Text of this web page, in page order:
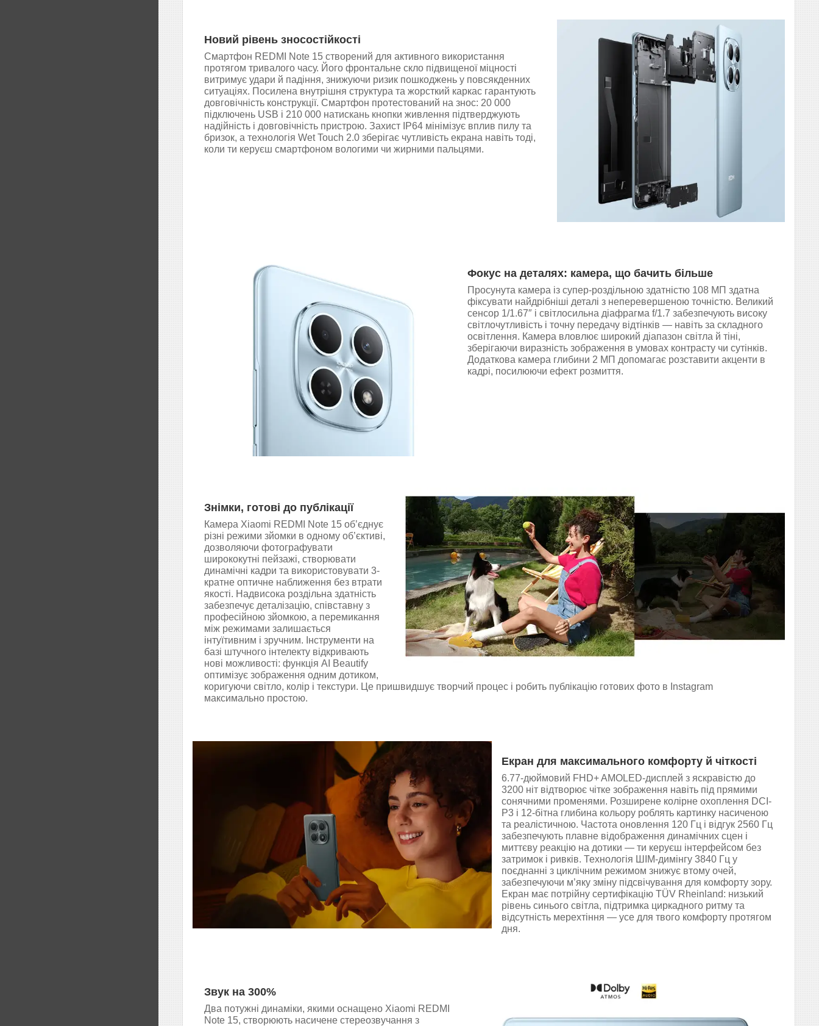
Новий рівень зносостійкості
Смартфон REDMI Note 15 створений для активного використання
протягом тривалого часу. Його фронтальне скло підвищеної міцності
витримує удари й падіння, знижуючи ризик пошкоджень у повсякденних
ситуаціях. Посилена внутрішня структура та жорсткий каркас гарантують
довговічність конструкції. Смартфон протестований на знос: 20 000
підключень USB і 210 000 натискань кнопки живлення підтверджують
надійність і довговічність пристрою. Захист IP64 мінімізує вплив пилу та
бризок, а технологія Wet Touch 2.0 зберігає чутливість екрана навіть тоді,
коли ти керуєш смартфоном вологими чи жирними пальцями.
Фокус на деталях: камера, що бачить більше
Просунута камера із супер-роздільною здатністю 108 МП здатна
фіксувати найдрібніші деталі з неперевершеною точністю. Великий
сенсор 1/1.67″ і світлосильна діафрагма f/1.7 забезпечують високу
світлочутливість і точну передачу відтінків — навіть за складного
освітлення. Камера вловлює широкий діапазон світла й тіні,
зберігаючи виразність зображення в умовах контрасту чи сутінків.
Додаткова камера глибини 2 МП допомагає розставити акценти в
кадрі, посилюючи ефект розмиття.
Знімки, готові до публікації
Камера Xiaomi REDMI Note 15 об’єднує
різні режими зйомки в одному об’єктиві,
дозволяючи фотографувати
ширококутні пейзажі, створювати
динамічні кадри та використовувати 3-
кратне оптичне наближення без втрати
якості. Надвисока роздільна здатність
забезпечує деталізацію, співставну з
професійною зйомкою, а перемикання
між режимами залишається
інтуїтивним і зручним. Інструменти на
базі штучного інтелекту відкривають
нові можливості: функція AI Beautify
оптимізує зображення одним дотиком,
коригуючи світло, колір і текстури. Це пришвидшує творчий процес і робить публікацію готових фото в Instagram
максимально простою.
Екран для максимального комфорту й чіткості
6.77-дюймовий FHD+ AMOLED-дисплей з яскравістю до
3200 ніт відтворює чітке зображення навіть під прямими
сонячними променями. Розширене колірне охоплення DCI-
P3 і 12-бітна глибина кольору роблять картинку насиченою
та реалістичною. Частота оновлення 120 Гц і відгук 2560 Гц
забезпечують плавне відображення динамічних сцен і
миттєву реакцію на дотики — ти керуєш інтерфейсом без
затримок і ривків. Технологія ШІМ-димінгу 3840 Гц у
поєднанні з циклічним режимом знижує втому очей,
забезпечуючи м’яку зміну підсвічування для комфорту зору.
Екран має потрійну сертифікацію TÜV Rheinland: низький
рівень синього світла, підтримка циркадного ритму та
відсутність мерехтіння — усе для твого комфорту протягом
дня.
Звук на 300%
Два потужні динаміки, якими оснащено Xiaomi REDMI
Note 15, створюють насичене стереозвучання з